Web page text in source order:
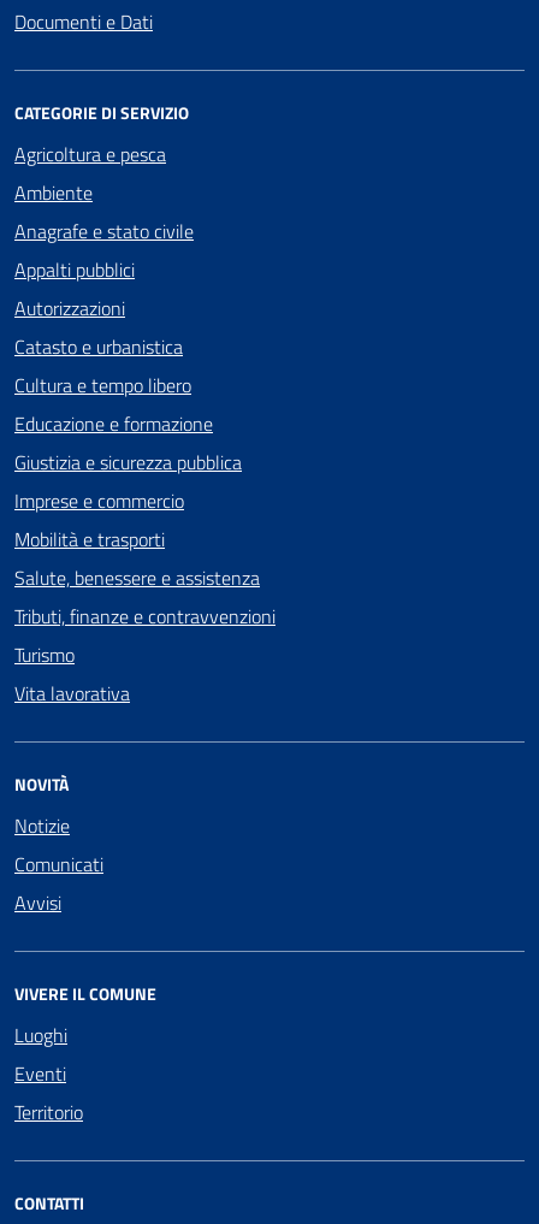
Documenti e Dati
CATEGORIE DI SERVIZIO
Agricoltura e pesca
Ambiente
Anagrafe e stato civile
Appalti pubblici
Autorizzazioni
Catasto e urbanistica
Cultura e tempo libero
Educazione e formazione
Giustizia e sicurezza pubblica
Imprese e commercio
Mobilità e trasporti
Salute, benessere e assistenza
Tributi, finanze e contravvenzioni
Turismo
Vita lavorativa
NOVITÀ
Notizie
Comunicati
Avvisi
VIVERE IL COMUNE
Luoghi
Eventi
Territorio
CONTATTI